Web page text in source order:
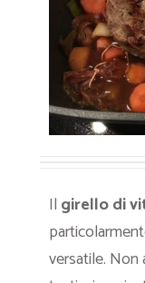
Il girello di
versatile. Non